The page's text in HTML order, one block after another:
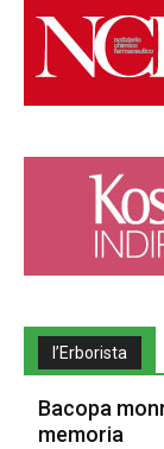
l’Erborista
Bacopa
memoria